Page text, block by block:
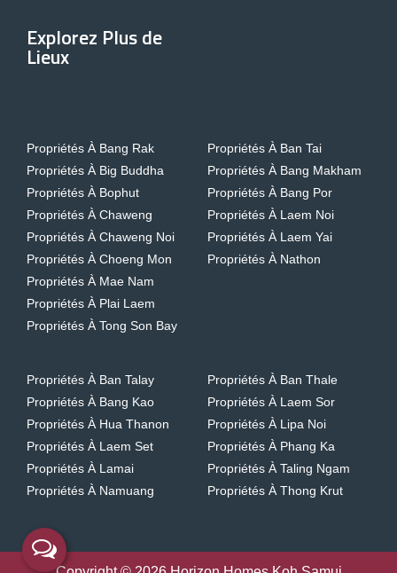
Explorez Plus de
Lieux
Propriétés À Bang Rak
Propriétés À Big Buddha
Propriétés À Bophut
Propriétés À Chaweng
Propriétés À Chaweng Noi
Propriétés À Choeng Mon
Propriétés À Mae Nam
Propriétés À Plai Laem
Propriétés À Tong Son Bay
Propriétés À Ban Tai
Propriétés À Bang Makham
Propriétés À Bang Por
Propriétés À Laem Noi
Propriétés À Laem Yai
Propriétés À Nathon
Propriétés À Ban Talay
Propriétés À Bang Kao
Propriétés À Hua Thanon
Propriétés À Laem Set
Propriétés À Lamai
Propriétés À Namuang
Propriétés À Ban Thale
Propriétés À Laem Sor
Propriétés À Lipa Noi
Propriétés À Phang Ka
Propriétés À Taling Ngam
Propriétés À Thong Krut